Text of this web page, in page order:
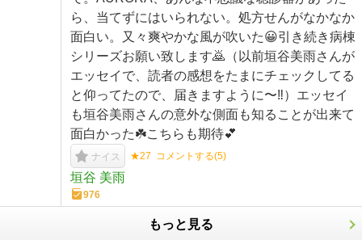
ら、当てずにはいられない。処方せんがなかなか
面白い。又々爽やかな風が吹いた😀引き続き病棟
シリーズお願い致します🙇（以前垣谷美雨さんが
エッセイで、読者の感想をたまにチェックしてる
と仰ってたので、届きますように〜‼️）エッセイ
も垣谷美雨さんの意外な側面も知ることが出来て
面白かった☘️こちらも期待💕
ナイス ★27 コメントする(5)
垣谷 美雨
976
もっと見る